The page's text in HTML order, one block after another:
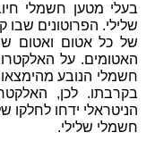
בעלי מטען חשמלי
שלילי. הפרוטונים שבו
של כל אטום ואטום
האטומים. על
חשמלי הנובע
בקרבתו. לכן,
הניטראלי ידחו לחלקו
חשמלי שלילי.